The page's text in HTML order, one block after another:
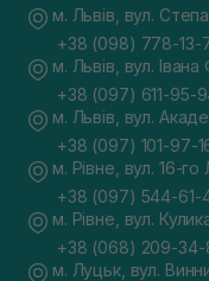
м. Львів, вул.
+38 (098) 778-13-
м. Львів, вул.
+38 (097) 611-95-
м. Львів, вул.
+38 (097) 101-97-
м. Рівне, вул. 16-го
+38 (097) 544-61-
м. Рівне, вул.
+38 (068) 209-34-
м. Луцьк, вул.